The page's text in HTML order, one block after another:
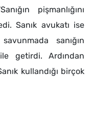
pişmanlığını
Sanık avukatı ise
sanığın
getirdi. Ardından
kullandığı birçok